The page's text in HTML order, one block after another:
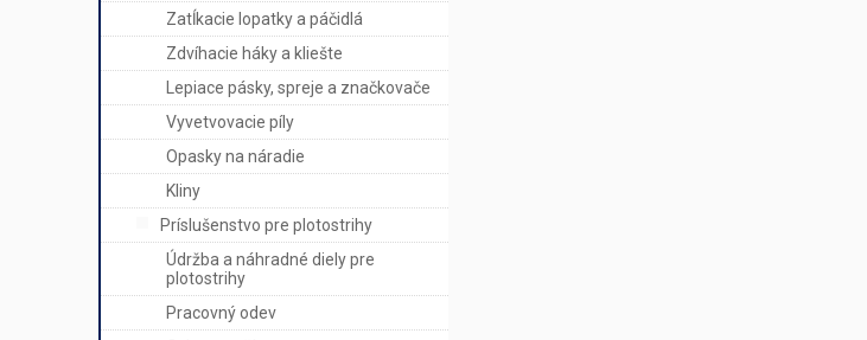
Zatĺkacie lopatky a páčidlá
Zdvíhacie háky a kliešte
Lepiace pásky, spreje a značkovače
Vyvetvovacie píly
Opasky na náradie
Kliny
Príslušenstvo pre plotostrihy
Údržba a náhradné diely pre
plotostrihy
Pracovný odev